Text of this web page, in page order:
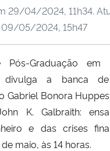
Inovações e
29/04/2024, 11h34.
09/05/2024, 15h47
Graduação em
divulga a banca
Gabriel Bonora
K. Galbraith:
e das crises
maio, às 14 horas.